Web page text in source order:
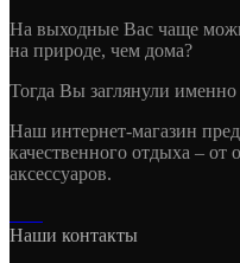
На выходные Вас чаще
на природе, чем дома?
Тогда Вы заглянули именно
Наш интернет-магазин
качественного отдыха – от
аксессуаров.
Наши контакты